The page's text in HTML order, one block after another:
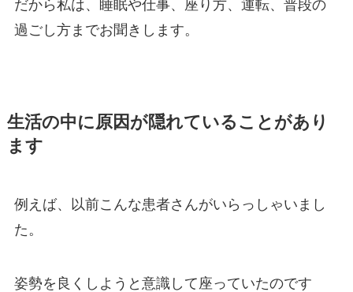
だから私は、睡眠や仕事、座り方、運転、普段の
過ごし方までお聞きします。
生活の中に原因が隠れていることがあり
ます
例えば、以前こんな患者さんがいらっしゃいまし
た。
姿勢を良くしようと意識して座っていたのです